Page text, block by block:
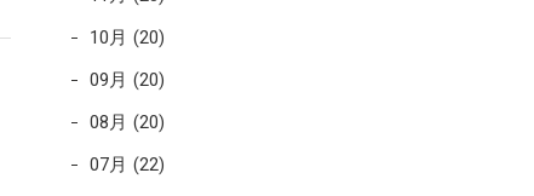
10月 (20)
09月 (20)
08月 (20)
07月 (22)